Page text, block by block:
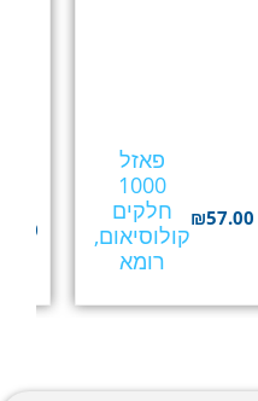
פאזל
1000
חלקים
קולוסיאום,
רומא
₪57.00